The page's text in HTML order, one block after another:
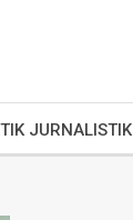
JURNALISTIK